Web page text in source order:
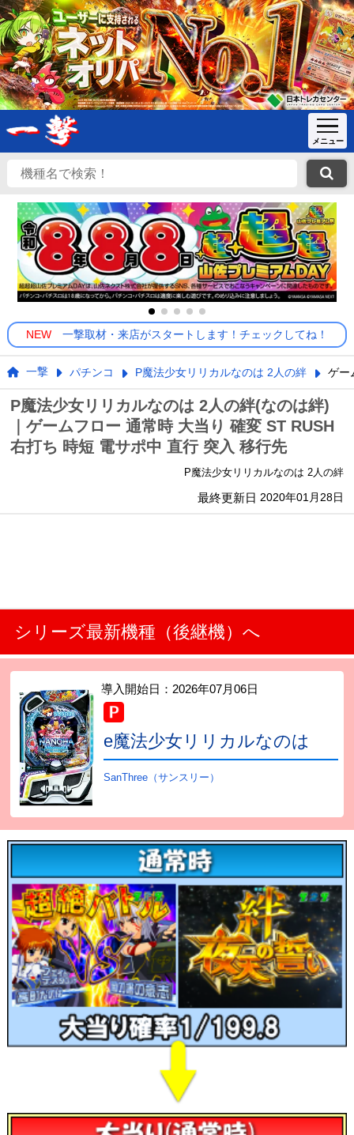
NEW 一撃取材・来店がスタートします！チェックしてね！
一撃 パチンコ P魔法少女リリカルなのは 2人の絆 ゲー
P魔法少女リリカルなのは 2人の絆(なのは絆)
｜ゲームフロー 通常時 大当り 確変 ST RUSH
右打ち 時短 電サポ中 直行 突入 移行先
P魔法少女リリカルなのは 2人の絆
最終更新日 2020年01月28日
シリーズ最新機種（後継機）へ
導入開始日： 2026年07月06日
e魔法少女リリカルなのは
SanThree（サンスリー）